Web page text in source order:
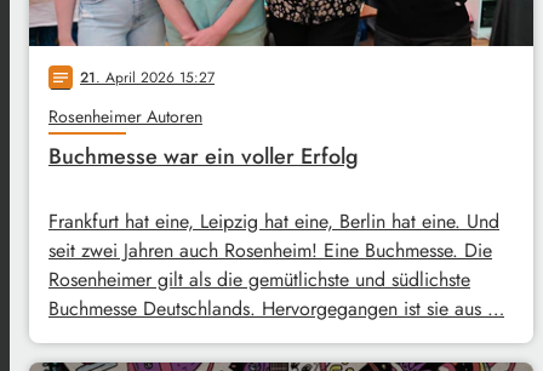
notes 21. April 2026 15:27
Rosenheimer Autoren
Buchmesse war ein voller Erfolg
Frankfurt hat eine, Leipzig hat eine, Berlin hat eine. Und
seit zwei Jahren auch Rosenheim! Eine Buchmesse. Die
Rosenheimer gilt als die gemütlichste und südlichste
Buchmesse Deutschlands. Hervorgegangen ist sie aus …